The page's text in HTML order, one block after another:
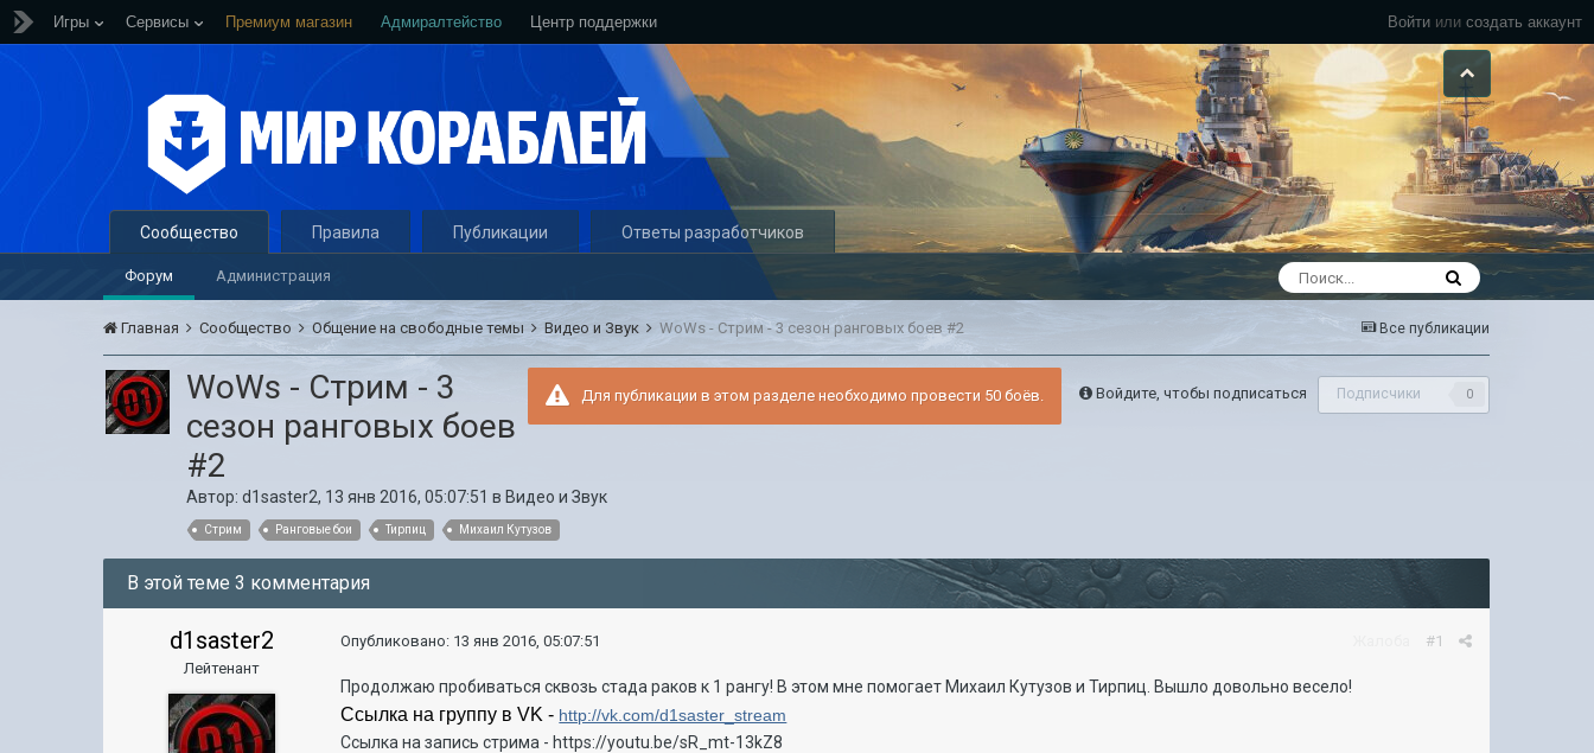
Войти или создать аккаунт
Игры Сервисы Премиум магазин Адмиралтейство Центр поддержки
Сообщество
Форум Администрация
Правила Публикации Ответы разработчиков
Все публикации
Главная Сообщество Общение на свободные темы Видео и Звук WoWs - Стрим - 3 сезон ранговых боев #2
Войдите, чтобы подписаться Подписчики 0
Для публикации в этом разделе необходимо провести 50 боёв.
WoWs - Стрим - 3
сезон ранговых боев
#2
Автор:d1saster2, 13 янв 2016, 05:07:51 в Видео и Звук
Стрим Ранговые бои Тирпиц Михаил Кутузов
В этой теме 3 комментария
d1saster2
Лейтенант
#1
Опубликовано: 13 янв 2016, 05:07:51
Продолжаю пробиваться сквозь стада раков к 1 рангу! В этом мне помогает Михаил Кутузов и Тирпиц. Вышло довольно весело!
Ссылка на группу в VK - http://vk.com/d1saster_stream
Ссылка на запись стрима - https://youtu.be/sR_mt-13kZ8